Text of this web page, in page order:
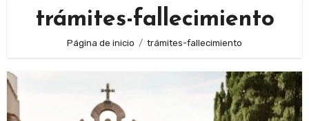
trámites-fallecimiento
Página de inicio trámites-fallecimiento